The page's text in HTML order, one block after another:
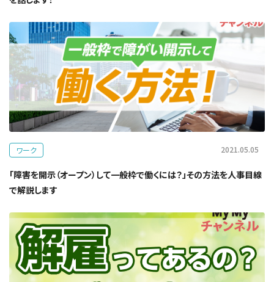
ワーク 2021.05.05
「障害を開示（オープン）して一般枠で働くには？」その方法を人事目線
で解説します